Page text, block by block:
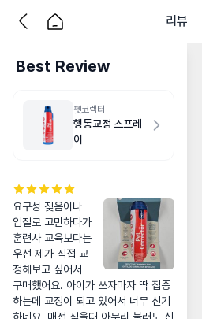
리뷰
Best Review
펫코렉터
행동교정 스프레
이
요구성 짖음이나
입질로 고민하다가
훈련사 교육보다는
우선 제가 직접 교
정해보고 싶어서
구매했어요. 아이가 쓰자마자 딱 집중
하는데 교정이 되고 있어서 너무 신기